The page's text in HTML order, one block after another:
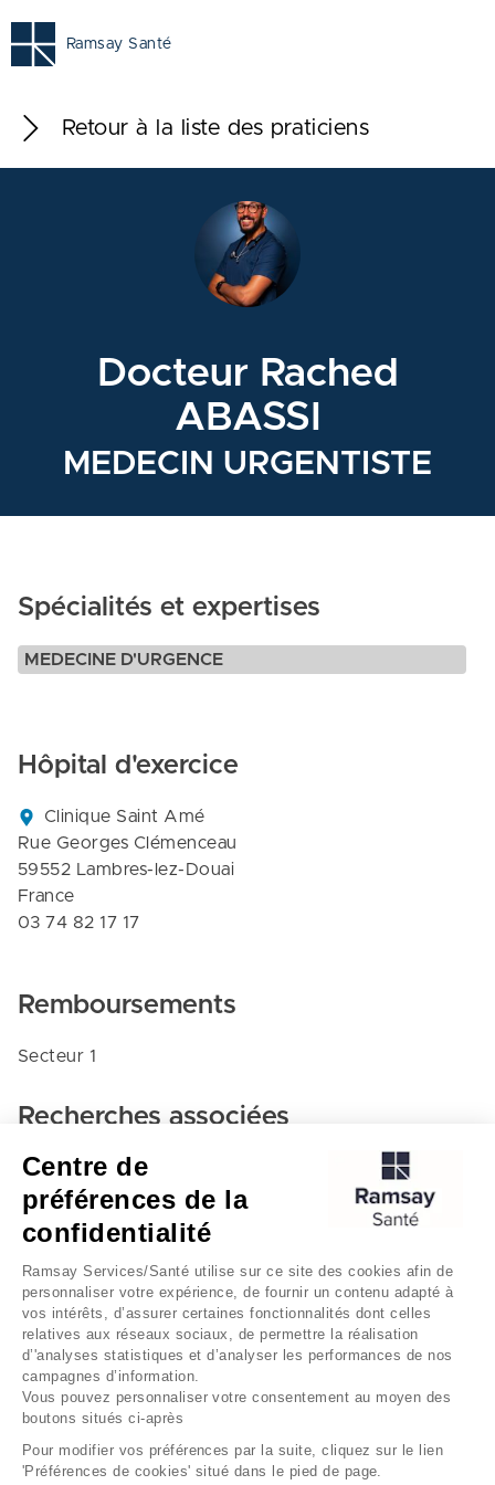
Ramsay Santé
Retour à la liste des praticiens
Docteur Rached
ABASSI
MEDECIN URGENTISTE
Spécialités et expertises
MEDECINE D'URGENCE
Hôpital d'exercice
Clinique Saint Amé
Rue Georges Clémenceau
59552 Lambres-lez-Douai
France
03 74 82 17 17
Remboursements
Secteur 1
Recherches associées
Medecine d'urgence - Clinique saint amé
Lambres-lez-douai
Données personnelles
Centre de
préférences de la
confidentialité
Ramsay Services/Santé utilise sur ce site des cookies afin de
personnaliser votre expérience, de fournir un contenu adapté à
vos intérêts, d’assurer certaines fonctionnalités dont celles
relatives aux réseaux sociaux, de permettre la réalisation
d’'analyses statistiques et d’analyser les performances de nos
campagnes d’information.
Vous pouvez personnaliser votre consentement au moyen des
boutons situés ci-après
Pour modifier vos préférences par la suite, cliquez sur le lien
'Préférences de cookies' situé dans le pied de page.